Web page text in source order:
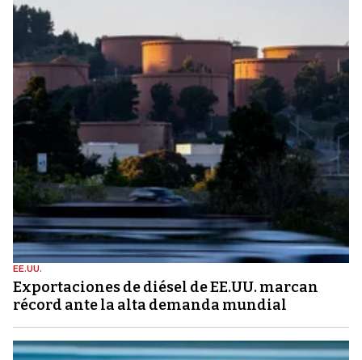
EE.UU.
Exportaciones de diésel de EE.UU. marcan
récord ante la alta demanda mundial